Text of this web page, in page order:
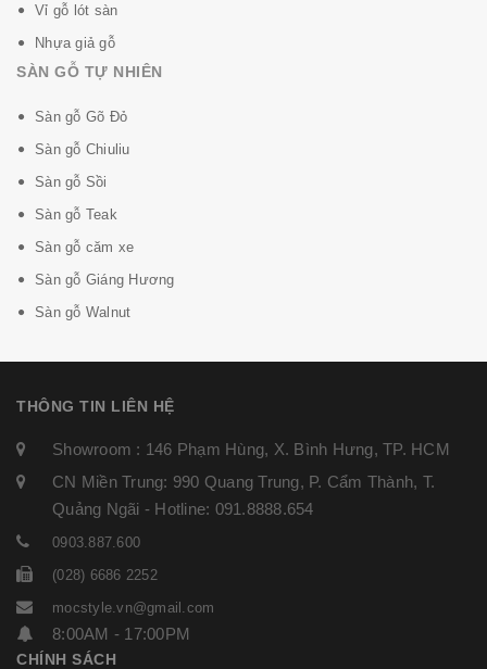
Vỉ gỗ lót sàn
Nhựa giả gỗ
SÀN GỖ TỰ NHIÊN
Sàn gỗ Gõ Đỏ
Sàn gỗ Chiuliu
Sàn gỗ Sồi
Sàn gỗ Teak
Sàn gỗ căm xe
Sàn gỗ Giáng Hương
Sàn gỗ Walnut
THÔNG TIN LIÊN HỆ
Showroom : 146 Phạm Hùng, X. Bình Hưng, TP. HCM
CN Miền Trung: 990 Quang Trung, P. Cẩm Thành, T.
Quảng Ngãi - Hotline: 091.8888.654
0903.887.600
(028) 6686 2252
mocstyle.vn@gmail.com
8:00AM - 17:00PM
CHÍNH SÁCH